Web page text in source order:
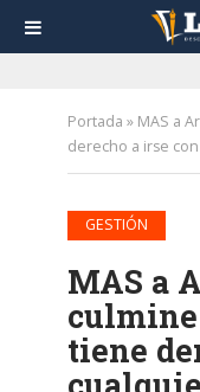
Portada » MAS a
derecho a irse
GESTIÓN
MAS a
tiene